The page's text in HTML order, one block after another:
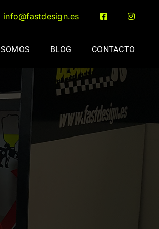
info@fastdesign.es
BLOG CONTACTO